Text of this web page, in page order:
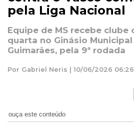
pela Liga Nacional
Equipe de MS recebe clube
quarta no Ginásio Municipal
Guimarães, pela 9ª rodada
Por Gabriel Neris | 10/06/2026 06:26
ouça este conteúdo